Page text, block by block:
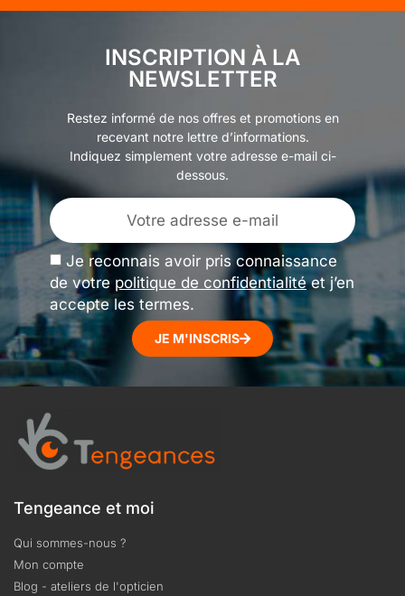
INSCRIPTION À LA
NEWSLETTER
Restez informé de nos offres et promotions en
recevant notre lettre d’informations.
Indiquez simplement votre adresse e-mail ci-
dessous.
Je reconnais avoir pris connaissance
de votre politique de confidentialitéet j’en
accepte les termes.
JE M'INSCRIS
Tengeance et moi
Qui sommes-nous ?
Mon compte
Blog - ateliers de l'opticien